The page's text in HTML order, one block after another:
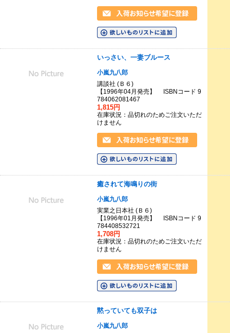
いっさい、一妻ブルース
小嵐九八郎
講談社 (Ｂ６)
【1996年04月発売】 ISBNコード 9
784062081467
1,815円
在庫状況：品切れのためご注文いただ
けません
癒されて海鳴りの街
小嵐九八郎
実業之日本社 (Ｂ６)
【1996年01月発売】 ISBNコード 9
784408532721
1,708円
在庫状況：品切れのためご注文いただ
けません
黙っていても双子は
小嵐九八郎